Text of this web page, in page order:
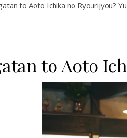
to Aoto Ichika no Ryourijyou?
to Aoto